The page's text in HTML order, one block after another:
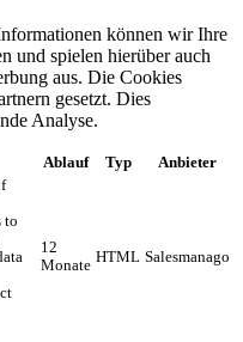
können wir Ihre
und spielen hierüber auch
aus. ​Die Cookies
gesetzt. Dies
Analyse.
Ablauf Typ Anbieter
to
12
Monate HTML Salesmanago